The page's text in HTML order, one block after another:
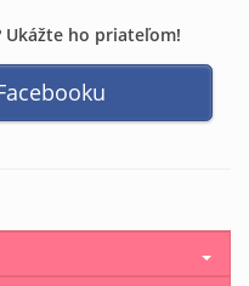
Ukážte ho priateľom!